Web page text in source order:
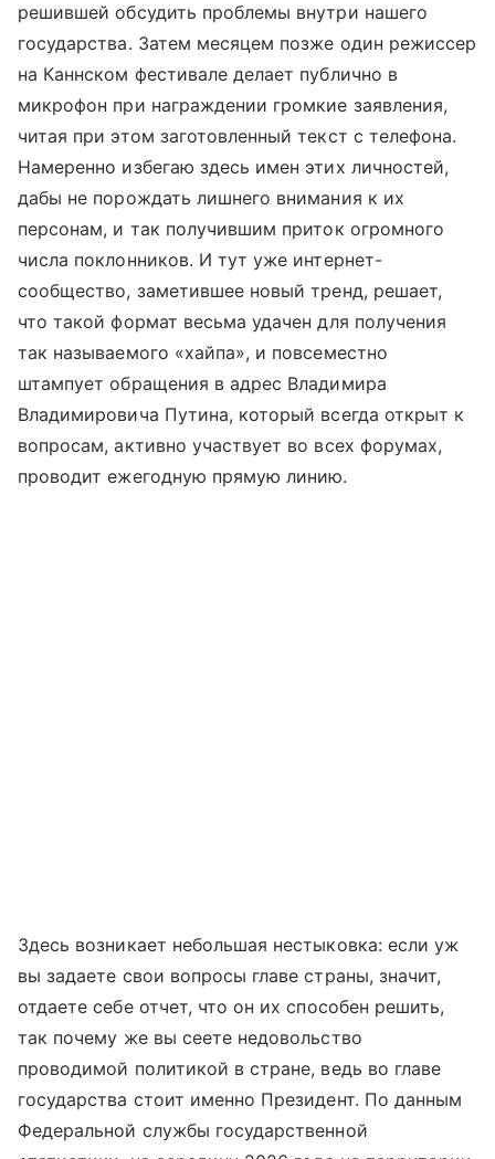
решившей обсудить проблемы внутри нашего
государства. Затем месяцем позже один режиссер
на Каннском фестивале делает публично в
микрофон при награждении громкие заявления,
читая при этом заготовленный текст с телефона.
Намеренно избегаю здесь имен этих личностей,
дабы не порождать лишнего внимания к их
персонам, и так получившим приток огромного
числа поклонников. И тут уже интернет-
сообщество, заметившее новый тренд, решает,
что такой формат весьма удачен для получения
так называемого «хайпа», и повсеместно
штампует обращения в адрес Владимира
Владимировича Путина, который всегда открыт к
вопросам, активно участвует во всех форумах,
проводит ежегодную прямую линию.
Здесь возникает небольшая нестыковка: если уж
вы задаете свои вопросы главе страны, значит,
отдаете себе отчет, что он их способен решить,
так почему же вы сеете недовольство
проводимой политикой в стране, ведь во главе
государства стоит именно Президент. По данным
Федеральной службы государственной